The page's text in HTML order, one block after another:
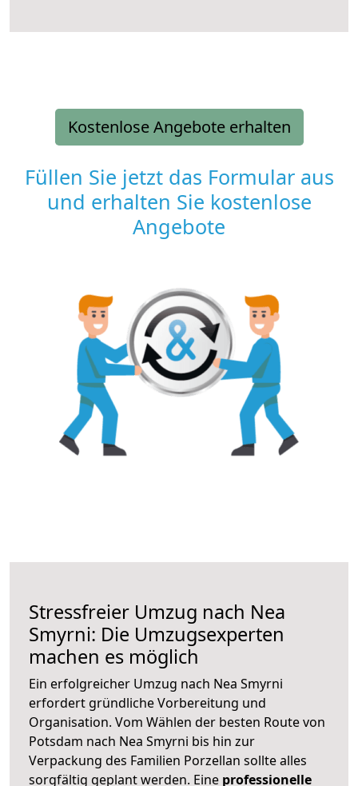
Kostenlose Angebote erhalten
Füllen Sie jetzt das Formular aus
und erhalten Sie kostenlose
Angebote
Stressfreier Umzug nach Nea
Smyrni: Die Umzugsexperten
machen es möglich
Ein erfolgreicher Umzug nach Nea Smyrni
erfordert gründliche Vorbereitung und
Organisation. Vom Wählen der besten Route von
Potsdam nach Nea Smyrni bis hin zur
Verpackung des Familien Porzellan sollte alles
sorgfältig geplant werden. Eine professionelle